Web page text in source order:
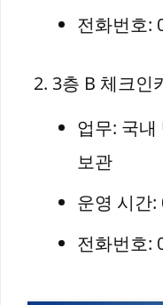
전화번호:
3층 B 체크인
업무: 국
보관
운영 시간:
전화번호: